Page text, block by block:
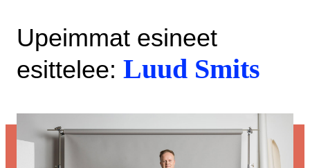
Upeimmat esineet
esittelee: Luud Smits